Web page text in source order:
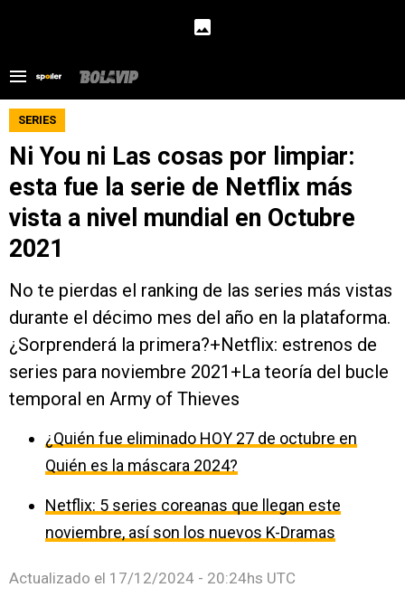
SERIES
Ni You ni Las cosas por limpiar:
esta fue la serie de Netflix más
vista a nivel mundial en Octubre
2021
No te pierdas el ranking de las series más vistas
durante el décimo mes del año en la plataforma.
¿Sorprenderá la primera?+Netflix: estrenos de
series para noviembre 2021+La teoría del bucle
temporal en Army of Thieves
¿Quién fue eliminado HOY 27 de octubre en
Quién es la máscara 2024?
Netflix: 5 series coreanas que llegan este
noviembre, así son los nuevos K-Dramas
Actualizado el 17/12/2024 - 20:24hs UTC